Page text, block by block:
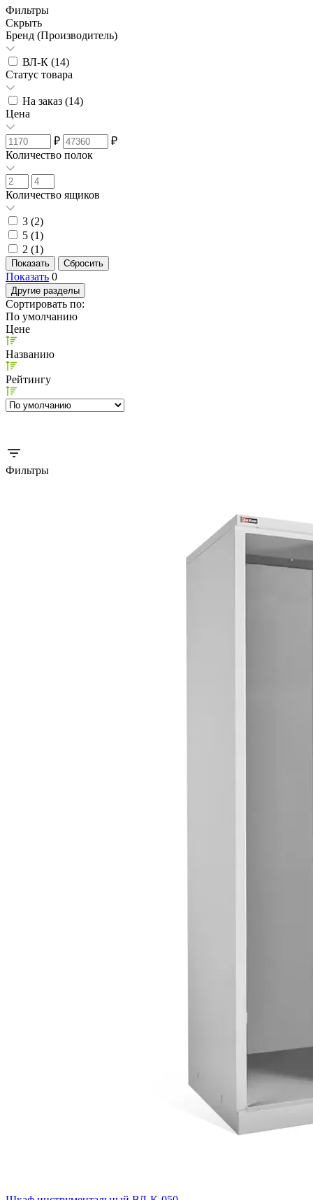
Фильтры
Скрыть
Бренд (Производитель)
ВЛ-К (14)
Статус товара
На заказ (14)
Цена
₽
₽
Количество полок
Количество ящиков
3 (2)
5 (1)
2 (1)
Показать 0
Другие разделы
Сортировать по:
По умолчанию
Цене
Названию
Рейтингу
Фильтры